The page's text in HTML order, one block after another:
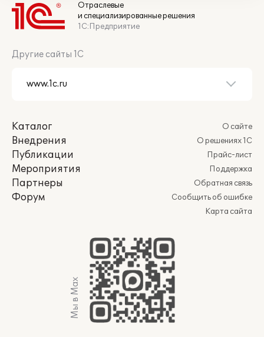
Отраслевые
и специализированные решения
1С:Предприятие
Другие сайты 1С
Каталог
Внедрения
Публикации
Мероприятия
Партнеры
Форум
О сайте
О решениях 1С
Прайс-лист
Поддержка
Обратная связь
Сообщить об ошибке
Карта сайта
Мы в Max